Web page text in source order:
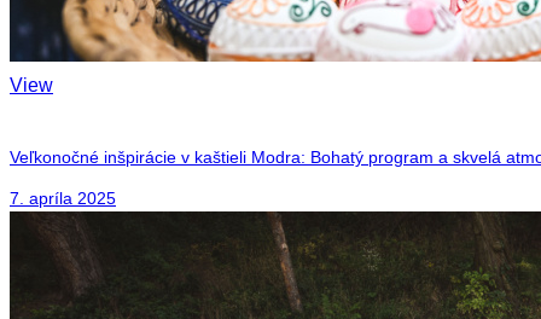
View
Veľkonočné inšpirácie v kaštieli Modra: Bohatý program a skvelá
7. apríla 2025